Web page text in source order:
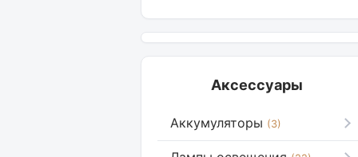
Аксессуары
Аккумуляторы (3)